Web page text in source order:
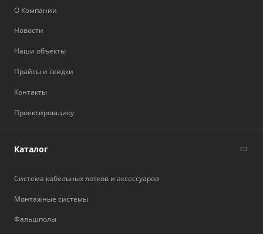
О Компании
Новости
Наши объекты
Прайсы и скидки
Контакты
Проектировщику
Каталог
Система кабельных лотков и аксессуаров
Монтажные системы
Фальшполы